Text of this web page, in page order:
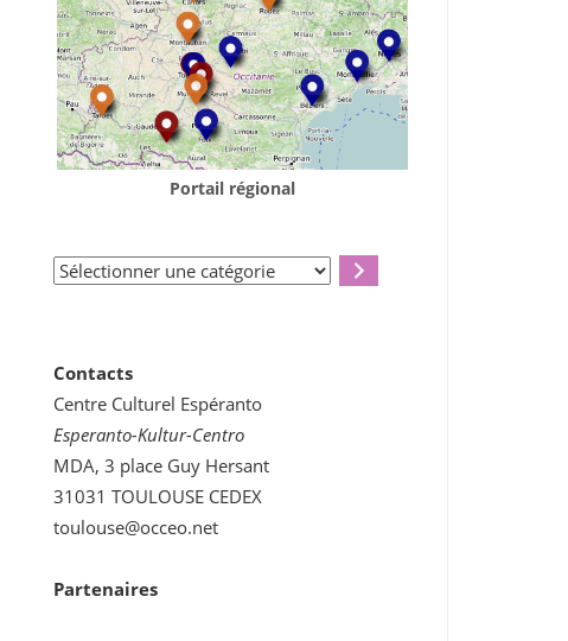
Portail régional
Sélectionner
Contacts
Centre Culturel Espéranto
Esperanto-Kultur-Centro
MDA, 3 place Guy Hersant
31031 TOULOUSE CEDEX
toulouse@occeo.net
Partenaires